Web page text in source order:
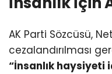
AK Parti Sözcüsü,
cezalandırılması
“İnsanlık haysiyeti